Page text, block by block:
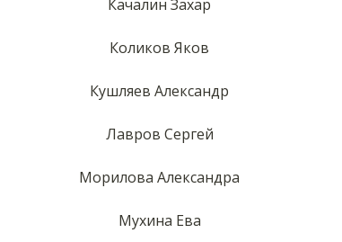
Качалин Захар
Коликов Яков
Кушляев Александр
Лавров Сергей
Морилова Александра
Мухина Ева